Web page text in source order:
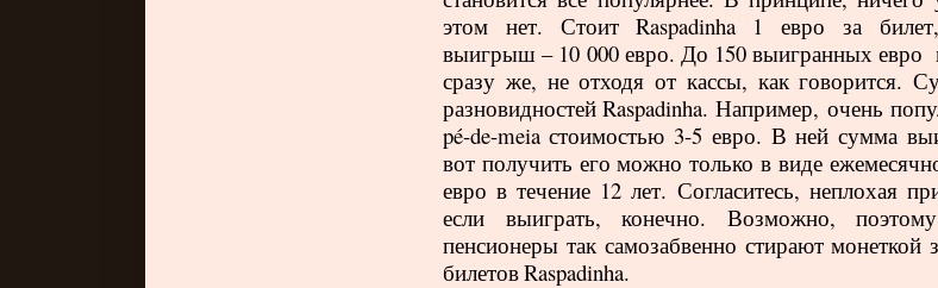
этом нет. Стоит Raspadinha
1 евро за
выигрыш – 10 000 евро. До 150 выигранных евро
сразу же, не отходя от кассы, как говорится.
разновидностей Raspadinha. Например, очень
pé-de-meia стоимостью 3-5 евро. В ней сумма
вот получить его можно только в виде
евро в течение 12 лет. Согласитесь, неплохая
если выиграть, конечно. Возможно, поэтому
пенсионеры так самозабвенно стирают
билетовRaspadinha.